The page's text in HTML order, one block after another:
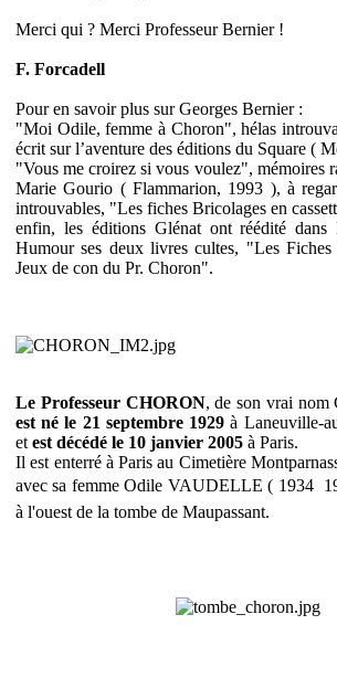
Merci qui ? Merci Professeur Bernier !
F. Forcadell
Pour en savoir plus sur Georges Bernier :
"Moi Odile, femme à Choron", hélas
écrit sur l’aventure des éditions du Square (
"Vous me croirez si vous voulez", mémoires
Marie Gourio ( Flammarion, 1993 ), à
introuvables, "Les fiches Bricolages en
enfin, les éditions Glénat ont réédité dans
Humour ses deux livres cultes, "Les
Jeux de con du Pr. Choron".
Le Professeur CHORON, de son vrai nom
est né le 21 septembre 1929 à Laneuville-
et est décédé le 10 janvier 2005 à Paris.
Il est enterré à Paris au Cimetière
avec sa femme Odile VAUDELLE ( 1934 
à l'ouest de la tombe de Maupassant.